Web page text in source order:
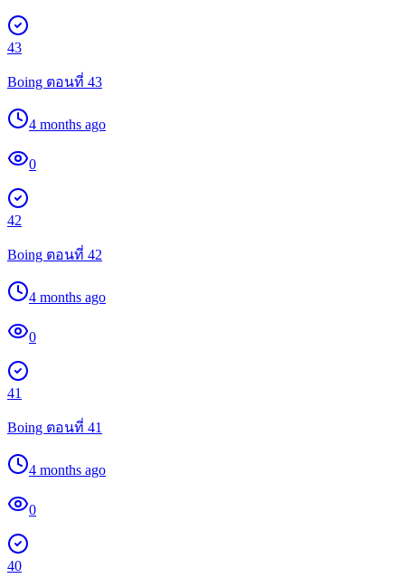
43
Boing ตอนที่ 43
4 months ago
0
42
Boing ตอนที่ 42
4 months ago
0
41
Boing ตอนที่ 41
4 months ago
0
40